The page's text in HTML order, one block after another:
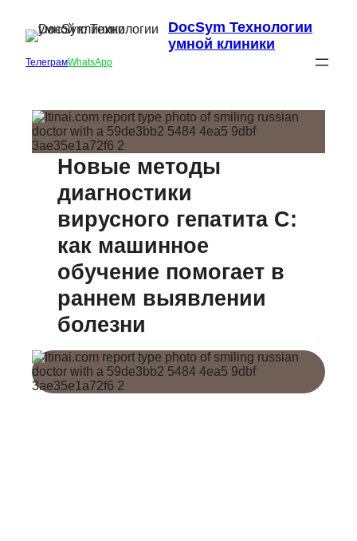
DocSym Технологии
умной клиники
ТелеграмWhatsApp
Новые методы
диагностики
вирусного гепатита C:
как машинное
обучение помогает в
раннем выявлении
болезни